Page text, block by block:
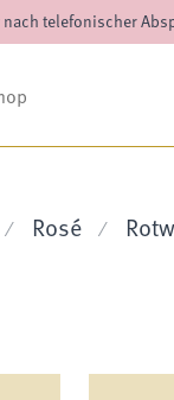
telefonischer
⁄ Rosé ⁄